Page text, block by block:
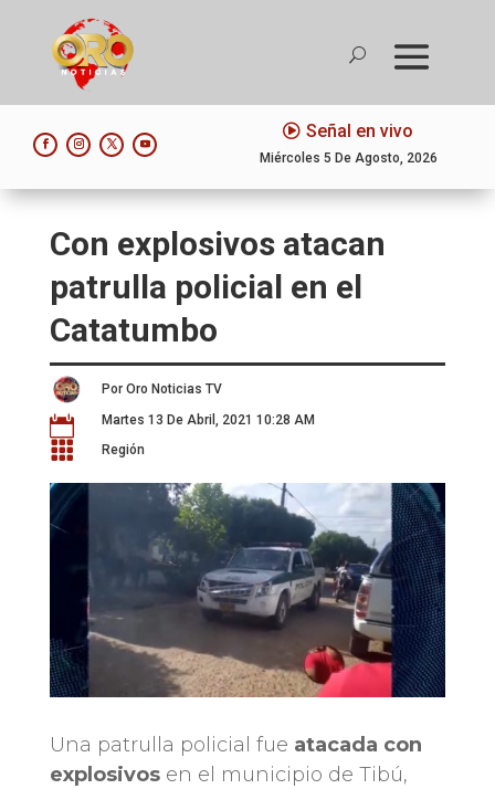
Señal en vivo
Miércoles 5 De Agosto, 2026
Con explosivos atacan
patrulla policial en el
Catatumbo
Por Oro Noticias TV
 Martes 13 De Abril, 2021 10:28 AM
 Región
Una patrulla policial fue atacada con
explosivosen el municipio de Tibú,